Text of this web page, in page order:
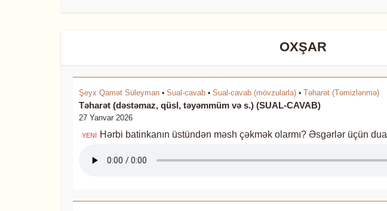
OXŞAR
Şeyx Qamət Süleyman • Sual-cavab • Sual-cavab (mövzularla) • Təharət (Təmizlənmə)
Təharət (dəstəmaz, qüsl, təyəmmüm və s.) (SUAL-CAVAB)
27 Yanvar 2026
YENİ Hərbi batinkanın üstündən məsh çəkmək olarmı? Əsgərlər üçün dua